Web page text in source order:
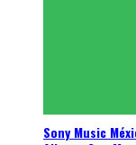
Sony Music